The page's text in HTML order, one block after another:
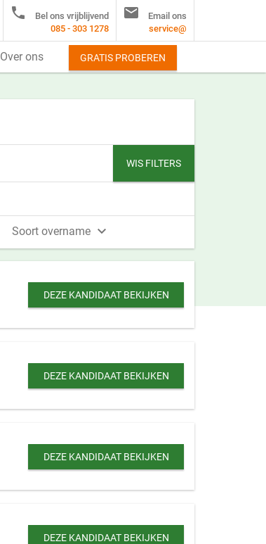
Soort overname 
WIS FILTERS
DEZE KANDIDAAT BEKIJKEN
DEZE KANDIDAAT BEKIJKEN
DEZE KANDIDAAT BEKIJKEN
DEZE KANDIDAAT BEKIJKEN

Bel ons vrijblijvend
085 - 303 1278

Email ons
service@
Over ons GRATIS PROBEREN